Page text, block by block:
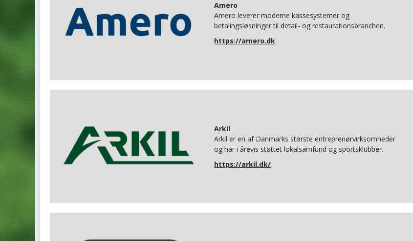
Amero
Amero leverer moderne kassesystemer og
betalingsløsninger til detail- og restaurationsbranchen.
https://amero.dk
Arkil
Arkil er en af Danmarks største entreprenørvirksomheder
og har i årevis støttet lokalsamfund og sportsklubber.
https://arkil.dk/